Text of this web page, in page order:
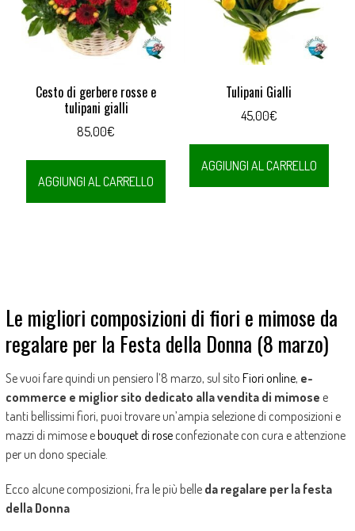
Cesto di gerbere rosse e
tulipani gialli
85,00€
AGGIUNGI AL CARRELLO
Tulipani Gialli
45,00€
AGGIUNGI AL CARRELLO
Le migliori composizioni di fiori e mimose da
regalare per la Festa della Donna (8 marzo)
Se vuoi fare quindi un pensiero l’8 marzo, sul sito Fiori online, e-
commerce e miglior sito dedicato alla vendita di mimose e
tanti bellissimi fiori, puoi trovare un’ampia selezione di composizioni e
mazzi di mimose ebouquet di roseconfezionate con cura e attenzione
per un dono speciale.
Ecco alcune composizioni, fra le più belle da regalare per la festa
della Donna